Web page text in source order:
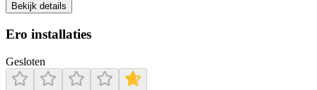
Bekijk details
Ero installaties
Gesloten